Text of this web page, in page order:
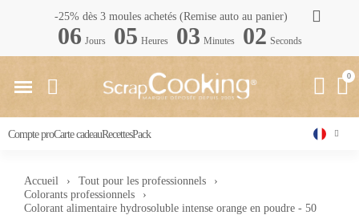
-25% dès 3 moules achetés (Remise auto au panier)
06 Jours 05 Heures 03 Minutes 02 Seconds
Compte proCarte cadeauRecettesPack
Accueil
Tout pour les professionnels
Colorants professionnels
Colorant alimentaire hydrosoluble intense orange en poudre - 50